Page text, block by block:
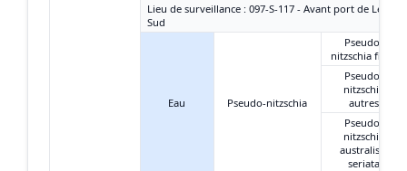
Lieu de surveillance : 097-S-117 - Avant port de
Sud
Eau Pseudo-nitzschia
Pseudo-
nitzschia fines
Pseudo-
nitzschia
autres
Pseudo-
nitzschia
australis +
seriata